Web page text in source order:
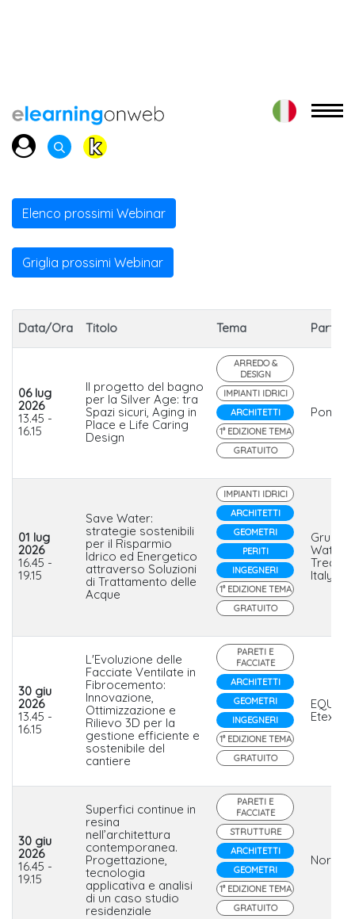
Elenco prossimi Webinar
Griglia prossimi Webinar
Data/Ora Titolo Tema Partner
06 lug
2026
13.45 -
16.15
Il progetto del bagno
per la Silver Age: tra
Spazi sicuri, Aging in
Place e Life Caring
Design
ARREDO &
DESIGN
IMPIANTI IDRICI
ARCHITETTI
1° EDIZIONE TEMA
GRATUITO
Ponte
01 lug
2026
16.45 -
19.15
Save Water:
strategie sostenibili
per il Risparmio
Idrico ed Energetico
attraverso Soluzioni
di Trattamento delle
Acque
IMPIANTI IDRICI
ARCHITETTI
GEOMETRI
PERITI
INGEGNERI
1° EDIZIONE TEMA
GRATUITO
Water
Italy S.r.l.
30 giu
2026
13.45 -
16.15
L'Evoluzione delle
Facciate Ventilate in
Fibrocemento:
Innovazione,
Ottimizzazione e
Rilievo 3D per la
gestione efficiente e
sostenibile del
cantiere
PARETI E
FACCIATE
ARCHITETTI
GEOMETRI
INGEGNERI
1° EDIZIONE TEMA
GRATUITO
Etex
30 giu
2026
16.45 -
19.15
Superfici continue in
resina
nell’architettura
contemporanea.
Progettazione,
tecnologia
applicativa e analisi
di un caso studio
residenziale
PARETI E
FACCIATE
STRUTTURE
ARCHITETTI
GEOMETRI
1° EDIZIONE TEMA
GRATUITO
Nord